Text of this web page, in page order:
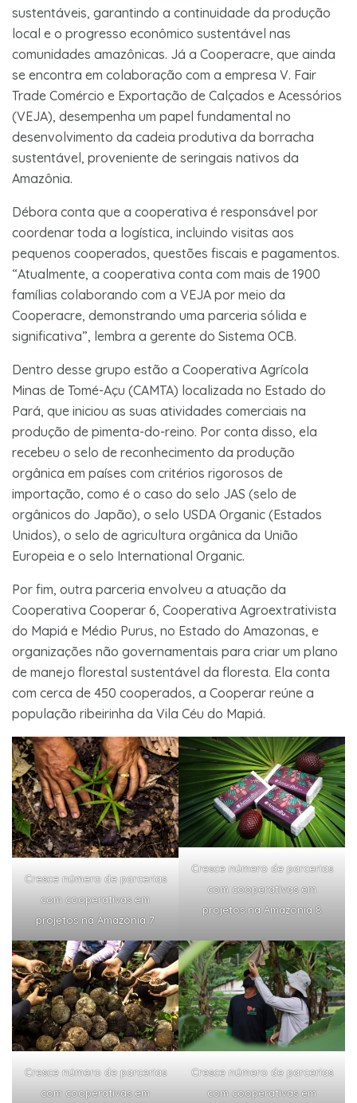
sustentáveis, garantindo a continuidade da produção
local e o progresso econômico sustentável nas
comunidades amazônicas. Já a Cooperacre, que ainda
se encontra em colaboração com a empresa V. Fair
Trade Comércio e Exportação de Calçados e Acessórios
(VEJA), desempenha um papel fundamental no
desenvolvimento da cadeia produtiva da borracha
sustentável, proveniente de seringais nativos da
Amazônia.
Débora conta que a cooperativa é responsável por
coordenar toda a logística, incluindo visitas aos
pequenos cooperados, questões fiscais e pagamentos.
“Atualmente, a cooperativa conta com mais de 1900
famílias colaborando com a VEJA por meio da
Cooperacre, demonstrando uma parceria sólida e
significativa”, lembra a gerente do Sistema OCB.
Dentro desse grupo estão a Cooperativa Agrícola
Minas de Tomé-Açu (CAMTA) localizada no Estado do
Pará, que iniciou as suas atividades comerciais na
produção de pimenta-do-reino. Por conta disso, ela
recebeu o selo de reconhecimento da produção
orgânica em países com critérios rigorosos de
importação, como é o caso do selo JAS (selo de
orgânicos do Japão), o selo USDA Organic (Estados
Unidos), o selo de agricultura orgânica da União
Europeia e o selo International Organic.
Por fim, outra parceria envolveu a atuação da
Cooperativa Cooperar 6, Cooperativa Agroextrativista
do Mapiá e Médio Purus, no Estado do Amazonas, e
organizações não governamentais para criar um plano
de manejo florestal sustentável da floresta. Ela conta
com cerca de 450 cooperados, a Cooperar reúne a
população ribeirinha da Vila Céu do Mapiá.
Cresce número de parcerias
com cooperativas em
projetos na Amazônia 7
Cresce número de parcerias
com cooperativas em
projetos na Amazônia 8
Cresce número de parcerias
com cooperativas em
Cresce número de parcerias
com cooperativas em